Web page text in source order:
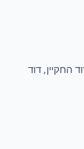
החקיין, דוד